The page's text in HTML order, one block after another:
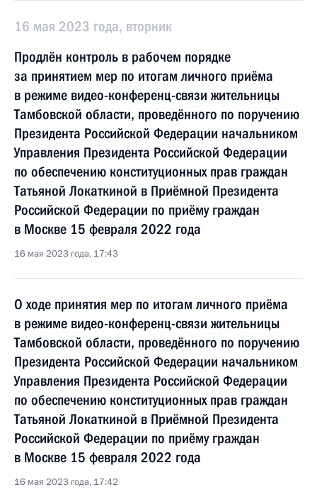
16 мая 2023 года, вторник
Продлён контроль в рабочем порядке
за принятием мер по итогам личного приёма
в режиме видео-конференц-связи жительницы
Тамбовской области, проведённого по поручению
Президента Российской Федерации начальником
Управления Президента Российской Федерации
по обеспечению конституционных прав граждан
Татьяной Локаткиной в Приёмной Президента
Российской Федерации по приёму граждан
в Москве 15 февраля 2022 года
16 мая 2023 года, 17:43
О ходе принятия мер по итогам личного приёма
в режиме видео-конференц-связи жительницы
Тамбовской области, проведённого по поручению
Президента Российской Федерации начальником
Управления Президента Российской Федерации
по обеспечению конституционных прав граждан
Татьяной Локаткиной в Приёмной Президента
Российской Федерации по приёму граждан
в Москве 15 февраля 2022 года
16 мая 2023 года, 17:42